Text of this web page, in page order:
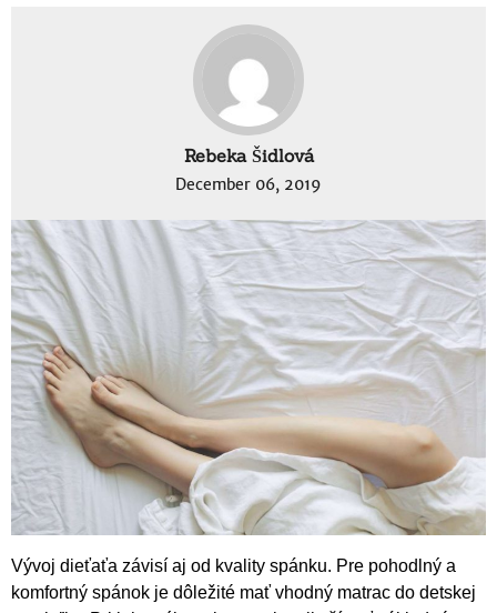
Rebeka Šidlová
December 06, 2019
Vývoj dieťaťa závisí aj od kvality spánku. Pre pohodlný a
komfortný spánok je dôležité mať vhodný matrac do detskej